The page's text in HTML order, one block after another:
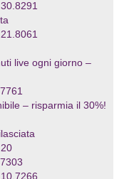
live ogni giorno –
– risparmia il 30%!